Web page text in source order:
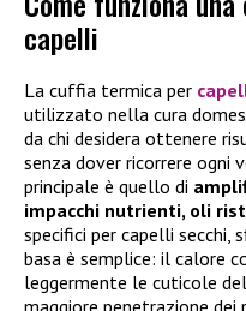
capelli
La cuffia termica per
utilizzato nella cura
da chi desidera ottenere
senza dover ricorrere ogni
principale è quello di
impacchi nutrienti, oli
specifici per capelli secchi,
basa è semplice: il calore
leggermente le cuticole
maggiore penetrazione